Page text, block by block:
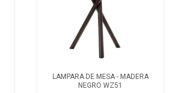
LAMPARA DE MESA - MADERA
NEGRO WZ51